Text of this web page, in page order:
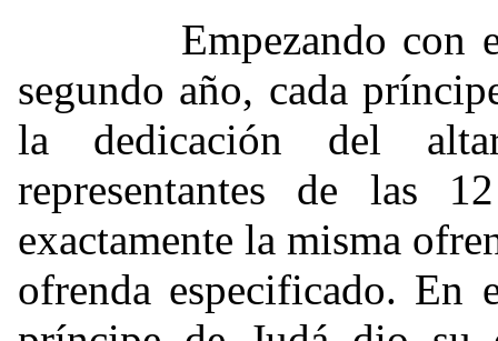
Empezando con el
segundo año, cada
la dedicación del
representantes de las
exactamente la misma
ofrenda especificado.